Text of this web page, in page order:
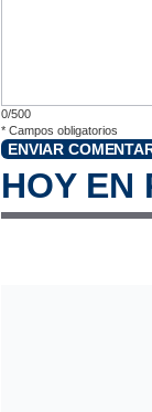
0/500
* Campos obligatorios
ENVIAR
HOY EN